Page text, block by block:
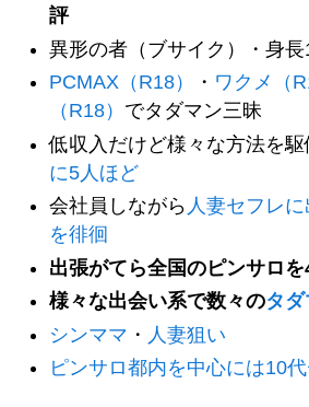
評
異形の者（ブサイク）・身
PCMAX（R18）
・ ワクメ（
（R18） でタダマン三昧
低収入だけど様々な方法を駆
に5人ほど
会社員しながら 人妻セフレ
を徘徊
出張がてら全国のピンサロ
様々な出会い系で数々のタダ
シンママ ・ 人妻狙い
ピンサロ都内を中心には10